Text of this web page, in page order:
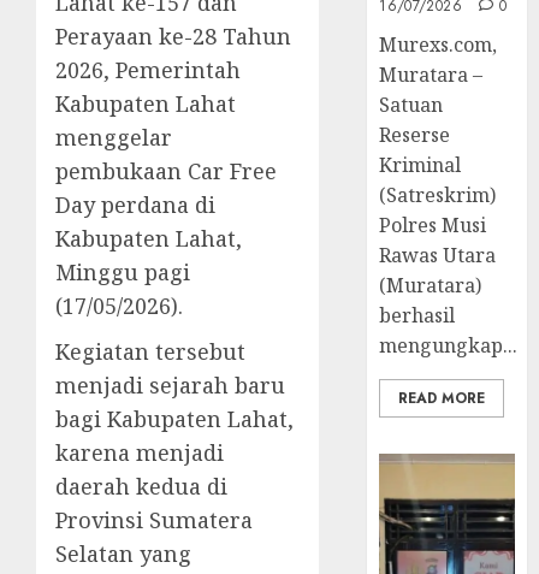
Perayaan ke-28 Tahun
2026, Pemerintah
Kabupaten Lahat
menggelar
pembukaan Car Free
Day perdana di
Kabupaten Lahat,
Minggu pagi
(17/05/2026).
Kegiatan tersebut
menjadi sejarah baru
bagi Kabupaten Lahat,
karena menjadi
daerah kedua di
Provinsi Sumatera
Selatan yang
16/07/2026 0
Murexs.com,
Muratara –
Satuan
Reserse
Kriminal
(Satreskrim)
Polres Musi
Rawas Utara
(Muratara)
berhasil
mengungkap...
READ MORE